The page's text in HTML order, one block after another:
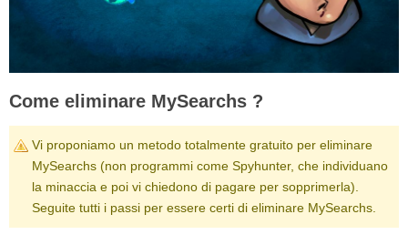
Come eliminare MySearchs ?
Vi proponiamo un metodo totalmente gratuito per eliminare
MySearchs (non programmi come Spyhunter, che individuano
la minaccia e poi vi chiedono di pagare per sopprimerla).
Seguite tutti i passi per essere certi di eliminare MySearchs.